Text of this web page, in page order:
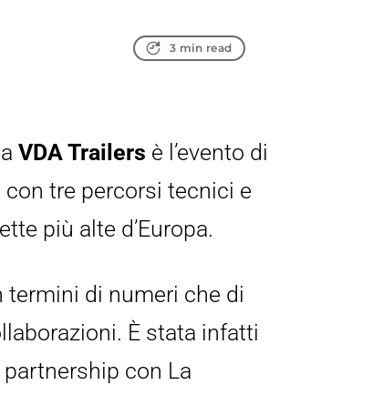
3 min read
VDA Trailers è l’evento di
con tre percorsi tecnici e
più alte d’Europa.
termini di numeri che di
È stata infatti
con La